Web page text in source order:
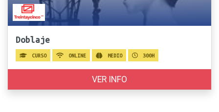
Doblaje
CURSO ONLINE MEDIO 300H
VER INFO